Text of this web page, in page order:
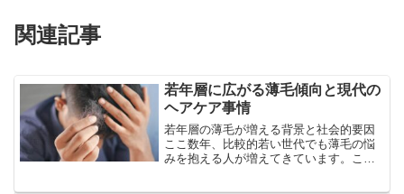
関連記事
若年層に広がる薄毛傾向と現代の
ヘアケア事情
若年層の薄毛が増える背景と社会的要因
ここ数年、比較的若い世代でも薄毛の悩
みを抱える人が増えてきています。この